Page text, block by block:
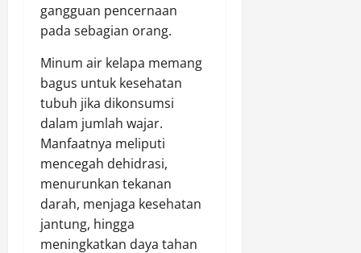
gangguan pencernaan
pada sebagian orang.
Minum air kelapa memang
bagus untuk kesehatan
tubuh jika dikonsumsi
dalam jumlah wajar.
Manfaatnya meliputi
mencegah dehidrasi,
menurunkan tekanan
darah, menjaga kesehatan
jantung, hingga
meningkatkan daya tahan